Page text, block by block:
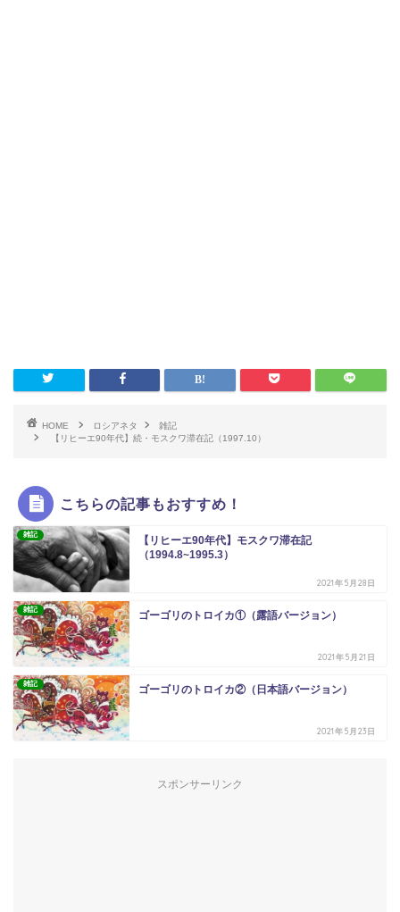
HOME ロシアネタ
雑記
【リヒーエ90年代】続・モスクワ滞在記（1997.10）
こちらの記事もおすすめ！
雑記
【リヒーエ90年代】モスクワ滞在記
（1994.8~1995.3）
2021年5月28日
雑記 ゴーゴリのトロイカ①（露語バージョン）
2021年5月21日
雑記 ゴーゴリのトロイカ②（日本語バージョン）
2021年5月23日
スポンサーリンク